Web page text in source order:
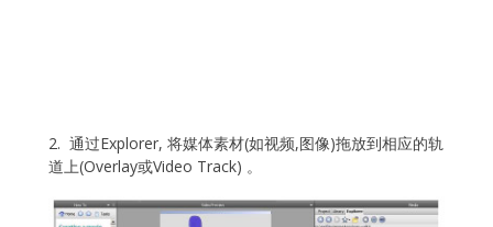
2. 通过Explorer, 将媒体素材(如视频,图像)拖放到相应的轨
道上(Overlay或Video Track) 。